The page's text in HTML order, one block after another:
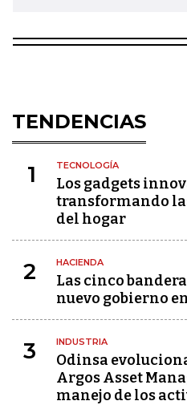
TENDENCIAS
1 TECNOLOGÍA
Los gadgets
transformando
del hogar
2 HACIENDA
Las cinco
nuevo gobierno
3 INDUSTRIA
Odinsa
Argos Asset
manejo de los